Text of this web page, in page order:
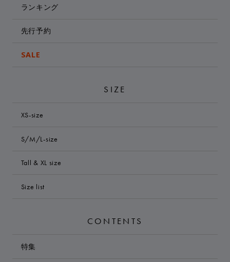
ランキング
先行予約
SALE
SIZE
XS-size
S/M/L-size
Tall & XL size
Size list
CONTENTS
特集